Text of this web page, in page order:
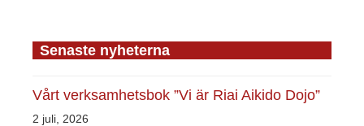
Senaste nyheterna
Vårt verksamhetsbok ”Vi är Riai Aikido Dojo”
2 juli, 2026